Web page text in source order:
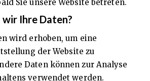
Sie unsere Website betreten.
Ihre Daten?
wird erhoben, um eine
der Website zu
Daten können zur Analyse
verwendet werden.